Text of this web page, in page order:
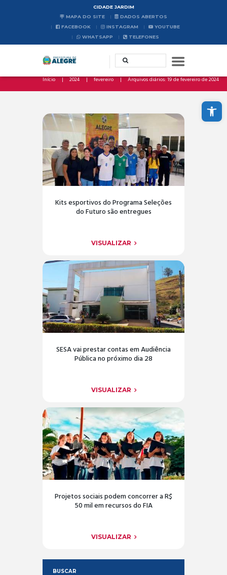
Abrir a barra de ferramentas
CIDADE JARDIM
MAPA DO SITE
DADOS ABERTOS
FACEBOOK
INSTAGRAM
YOUTUBE
WHATSAPP
TELEFONES
Início 2024 fevereiro Arquivos diários: 19 de fevereiro de 2024
Kits esportivos do Programa Seleções
do Futuro são entregues
VISUALIZAR
SESA vai prestar contas em Audiência
Pública no próximo dia 28
VISUALIZAR
Projetos sociais podem concorrer a R$
50 mil em recursos do FIA
VISUALIZAR
BUSCAR